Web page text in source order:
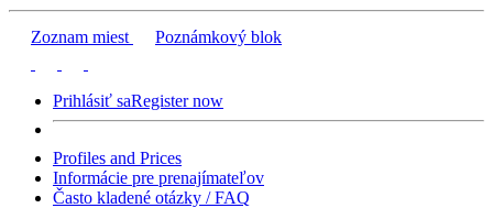
Zoznam miest Poznámkový blok
Prihlásiť saRegister now
Profiles and Prices
Informácie pre prenajímateľov
Často kladené otázky / FAQ